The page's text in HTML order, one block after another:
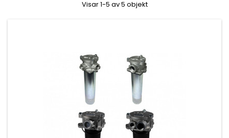
Visar 1-5 av 5 objekt